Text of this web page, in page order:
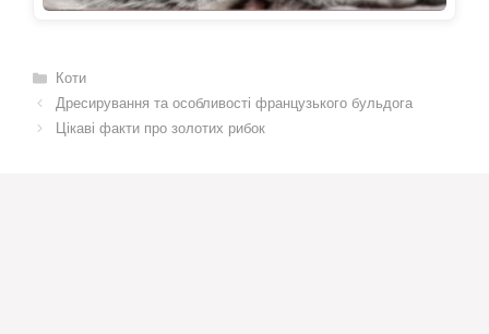
Категорії
Коти
Дресирування та особливості французького бульдога
Цікаві факти про золотих рибок